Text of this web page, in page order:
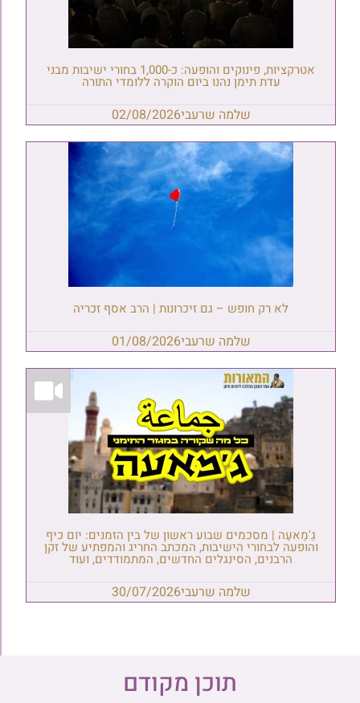
אטרקציות, פינוקים והופעה: כ-1,000 בחורי ישיבות מבני
עדת תימן נהנו ביום הוקרה ללומדי התורה
שלמה שרעבי02/08/2026
לא רק חופש – גם זיכרונות | הרב אסף זכריה
שלמה שרעבי01/08/2026
גַ'מַאעַה | מסכמים שבוע ראשון של בין הזמנים: יום כיף
והופעה לבחורי הישיבות, המכתב החריג והמפתיע של זקן
הרבנים, הסינגלים החדשים, המתמודדים, ועוד
שלמה שרעבי30/07/2026
תוכן מקודם